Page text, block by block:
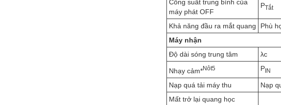
Công suất trung bình của
máy phát OFF
PTắt
Khả năng đầu ra mắt quang
Phù
Máy nhận
Độ dài sóng trung tâm
λc
Nhạy cảm*Nôt5 PIN
Nạp quá tải máy thu
Nạp
Mất trở lại quang học